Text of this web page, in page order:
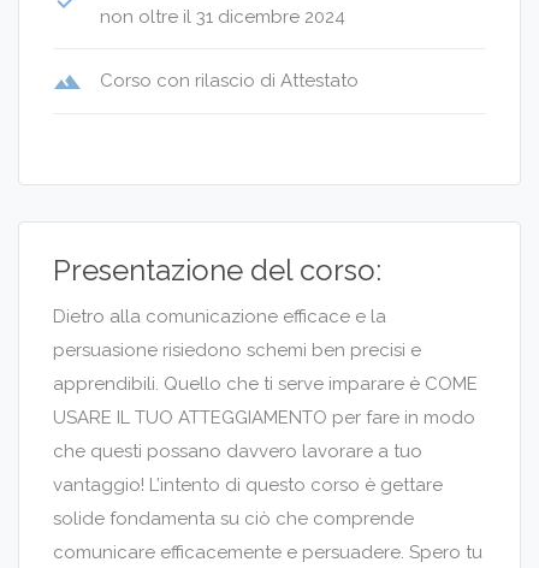
non oltre il 31 dicembre 2024
terrain Corso con rilascio di Attestato
Presentazione del corso:
Dietro alla comunicazione efficace e la
persuasione risiedono schemi ben precisi e
apprendibili. Quello che ti serve imparare è COME
USARE IL TUO ATTEGGIAMENTO per fare in modo
che questi possano davvero lavorare a tuo
vantaggio! L’intento di questo corso è gettare
solide fondamenta su ciò che comprende
comunicare efficacemente e persuadere. Spero tu